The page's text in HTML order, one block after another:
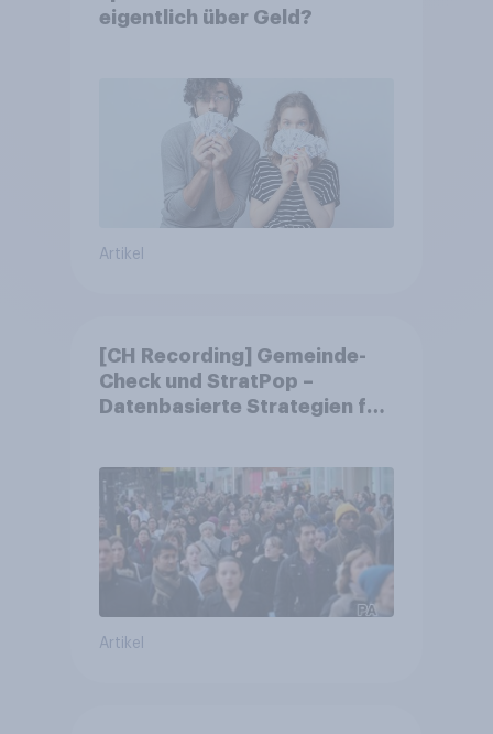
eigentlich über Geld?
Artikel
[CH Recording] Gemeinde-
Check und StratPop –
Datenbasierte Strategien für
Artikel